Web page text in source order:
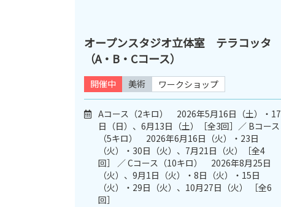
オープンスタジオ立体室 テラコッタ
（A・B・Cコース）
開催中 美術 ワークショップ
Aコース（2キロ） 2026年5月16日（土）・17
日（日）、6月13日（土）［全3回］／ Bコース
（5キロ） 2026年6月16日（火）・23日
（火）・30日（火）、7月21日（火）［全4
回］ ／ Cコース（10キロ） 2026年8月25日
（火）、9月1日（火）・8日（火）・15日
（火）・29日（火）、10月27日（火） ［全6
回］